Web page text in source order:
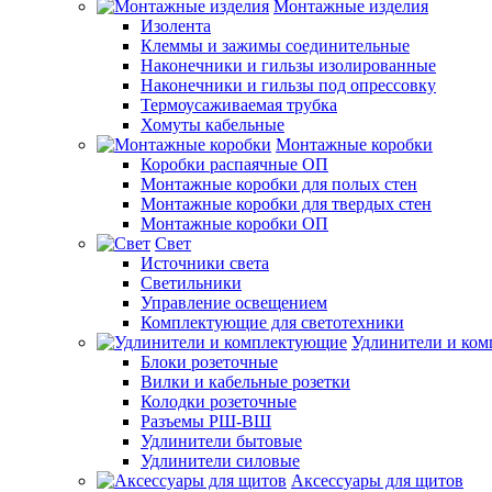
Монтажные изделия
Изолента
Клеммы и зажимы соединительные
Наконечники и гильзы изолированные
Наконечники и гильзы под опрессовку
Термоусаживаемая трубка
Хомуты кабельные
Монтажные коробки
Коробки распаячные ОП
Монтажные коробки для полых стен
Монтажные коробки для твердых стен
Монтажные коробки ОП
Свет
Источники света
Светильники
Управление освещением
Комплектующие для светотехники
Удлинители и
Блоки розеточные
Вилки и кабельные розетки
Колодки розеточные
Разъемы РШ-ВШ
Удлинители бытовые
Удлинители силовые
Аксессуары для щитов